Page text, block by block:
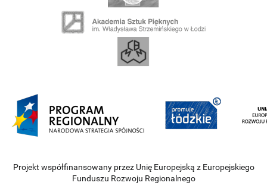
Projekt współfinansowany przez Unię Europejską z Europejskiego
Funduszu Rozwoju Regionalnego